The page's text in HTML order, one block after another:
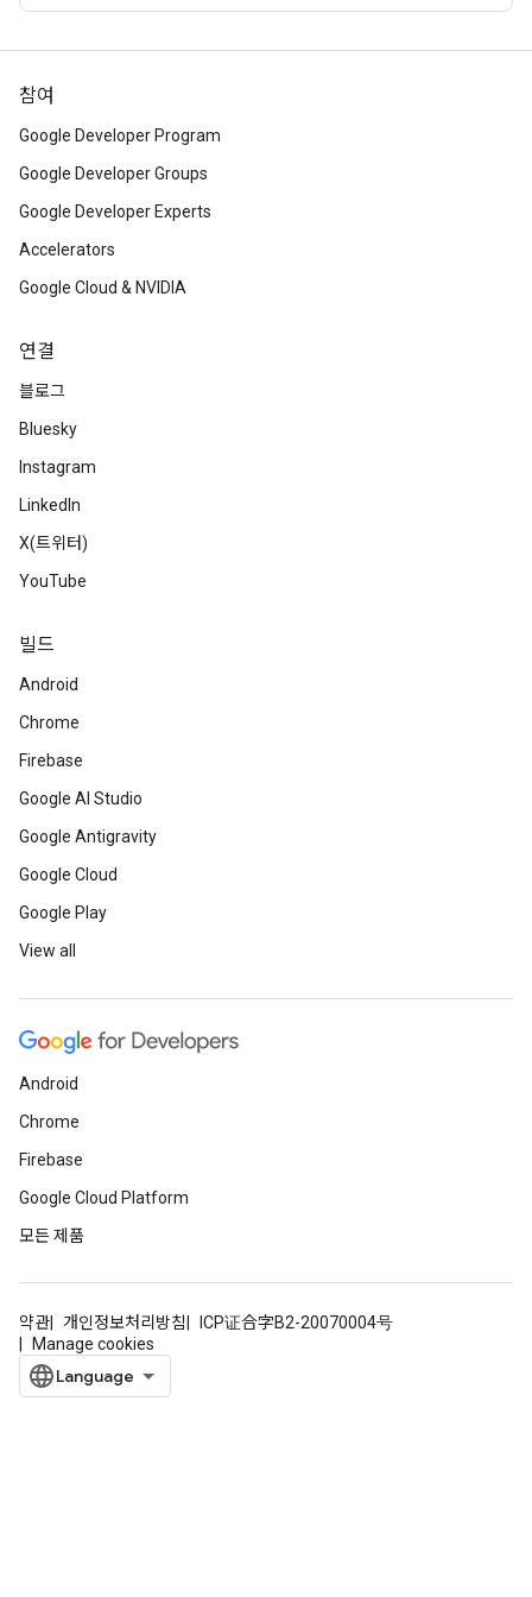
참여
Google Developer Program
Google Developer Groups
Google Developer Experts
Accelerators
Google Cloud & NVIDIA
연결
블로그
Bluesky
Instagram
LinkedIn
X(트위터)
YouTube
빌드
Android
Chrome
Firebase
Google AI Studio
Google Antigravity
Google Cloud
Google Play
View all
Android
Chrome
Firebase
Google Cloud Platform
모든 제품
약관 개인정보처리방침
ICP证合字B2-20070004号
Manage cookies